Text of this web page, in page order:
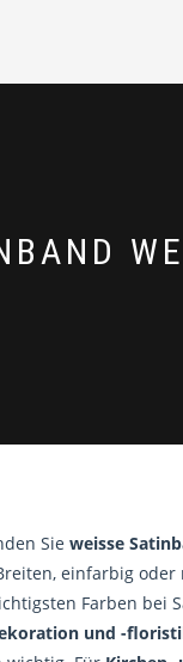
Sie weisse
einfarbig oder
Farben bei
und -